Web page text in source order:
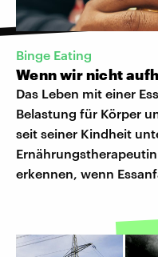
Binge Eating
Wenn wir nicht
Das Leben mit einer
Belastung für Körper
seit seiner Kindheit
erkennen, wenn